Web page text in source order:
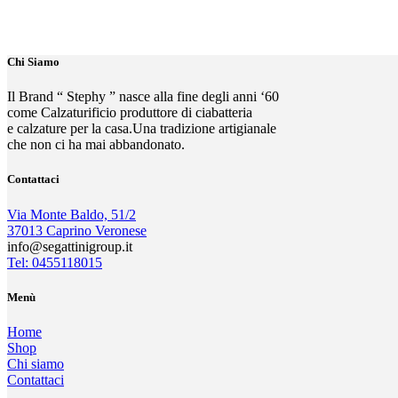
Chi Siamo
Il Brand “ Stephy ” nasce alla fine degli anni ‘60
come Calzaturificio produttore di ciabatteria
e calzature per la casa.Una tradizione artigianale
che non ci ha mai abbandonato.
Contattaci
Via Monte Baldo, 51/2
37013 Caprino Veronese
info@segattinigroup.it
Tel: 0455118015
Menù
Home
Shop
Chi siamo
Contattaci